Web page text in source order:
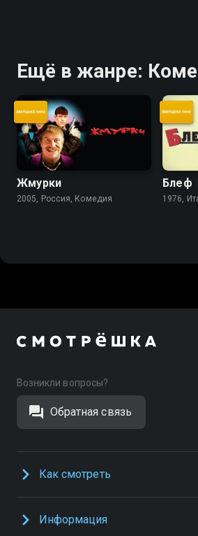
Ещё в жанре:
Жмурки
2005, Россия, Комедия
Блеф
1976,
Возникли вопросы?
Обратная связь
Как смотреть
Информация